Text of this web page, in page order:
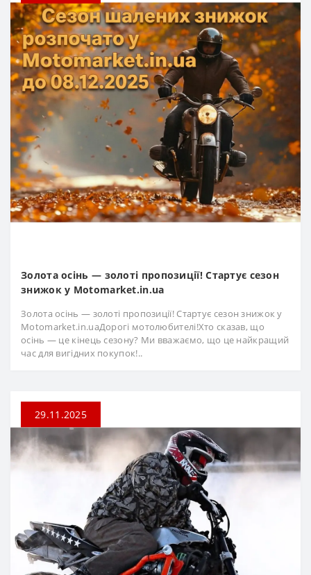
Золота осінь — золоті пропозиції! Стартує сезон
знижок у Motomarket.in.ua
Золота осінь — золоті пропозиції! Стартує сезон знижок у
Motomarket.in.uaДорогі мотолюбителі!Хто сказав, що
осінь — це кінець сезону? Ми вважаємо, що це найкращий
час для вигідних покупок!..
29.11.2025